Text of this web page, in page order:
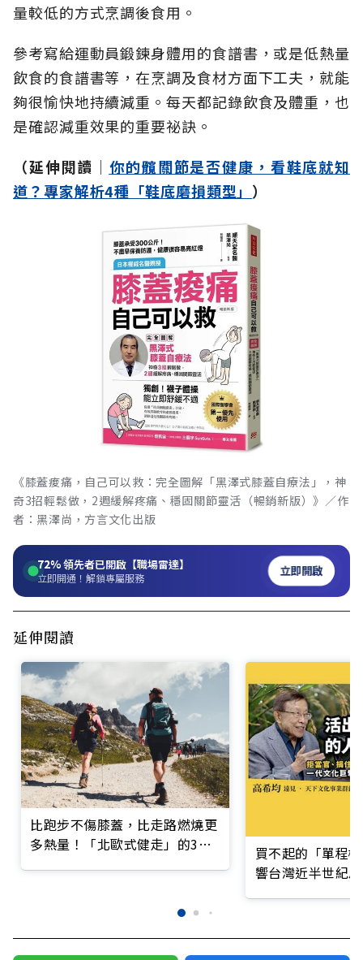
量較低的方式烹調後食用。
參考寫給運動員鍛鍊身體用的食譜書，或是低熱量
飲食的食譜書等，在烹調及食材方面下工夫，就能
夠很愉快地持續減重。每天都記錄飲食及體重，也
是確認減重效果的重要祕訣。
（延伸閱讀│ 你的髖關節是否健康，看鞋底就知
道？專家解析4種「鞋底磨損類型」 ）
《膝蓋痠痛，自己可以救：完全圖解「黑澤式膝蓋自療法」，神
奇3招輕鬆做，2週緩解疼痛、穩固關節靈活（暢銷新版）》／作
者：黑澤尚，方言文化出版
72%領先者已開啟【職場雷達】
立即開通！解鎖專屬服務 立即開啟
延伸閱讀
比跑步不傷膝蓋，比走路燃燒更
多熱量！「北歐式健走」的3個
買不起的「單程
響台灣近半世紀